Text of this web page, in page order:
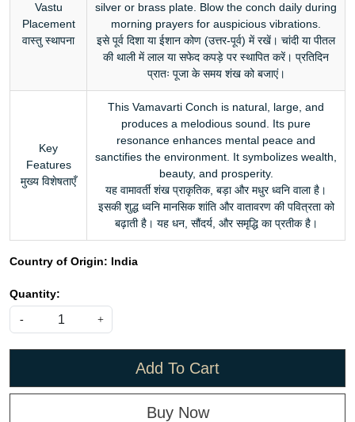
Vastu
Placement
वास्तु स्थापना
silver or brass plate. Blow the conch daily during
morning prayers for auspicious vibrations.
इसे पूर्व दिशा या ईशान कोण (उत्तर-पूर्व) में रखें। चांदी या पीतल
की थाली में लाल या सफेद कपड़े पर स्थापित करें। प्रतिदिन
प्रातः पूजा के समय शंख को बजाएं।
Key
Features
मुख्य विशेषताएँ
This Vamavarti Conch is natural, large, and
produces a melodious sound. Its pure
resonance enhances mental peace and
sanctifies the environment. It symbolizes wealth,
beauty, and prosperity.
यह वामावर्ती शंख प्राकृतिक, बड़ा और मधुर ध्वनि वाला है।
इसकी शुद्ध ध्वनि मानसिक शांति और वातावरण की पवित्रता को
बढ़ाती है। यह धन, सौंदर्य, और समृद्धि का प्रतीक है।
Country of Origin: India
Quantity:
- +
Add To Cart
Buy Now